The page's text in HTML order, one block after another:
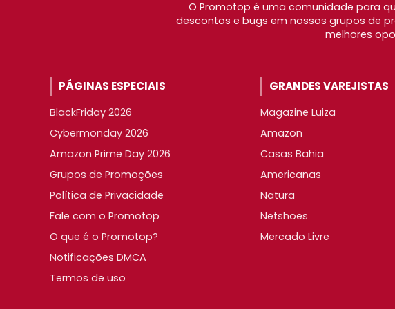
O Promotop é uma comunidade para
descontos e bugs em nossos grupos de
melhores
PÁGINAS ESPECIAIS
BlackFriday 2026
Cybermonday 2026
Amazon Prime Day 2026
Grupos de Promoções
Política de Privacidade
Fale com o Promotop
O que é o Promotop?
Notificações DMCA
Termos de uso
GRANDES VAREJISTAS
Magazine Luiza
Amazon
Casas Bahia
Americanas
Natura
Netshoes
Mercado Livre